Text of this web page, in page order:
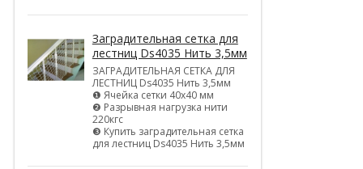
Заградительная сетка для
лестниц Ds4035 Нить 3,5мм
ЗАГРАДИТЕЛЬНАЯ СЕТКА ДЛЯ
ЛЕСТНИЦ Ds4035 Нить 3,5мм
❶ Ячейка сетки 40х40 мм
❷ Разрывная нагрузка нити
220кгс
❸ Купить заградительная сетка
для лестниц Ds4035 Нить 3,5мм